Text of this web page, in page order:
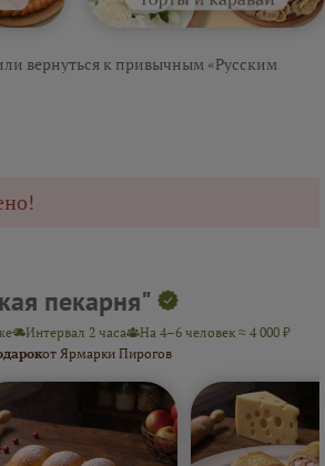
вернуться к привычным «Русским
пекарня"
Интервал 2 часа
На 4–6 человек ≈ 4 000 ₽
от Ярмарки Пирогов